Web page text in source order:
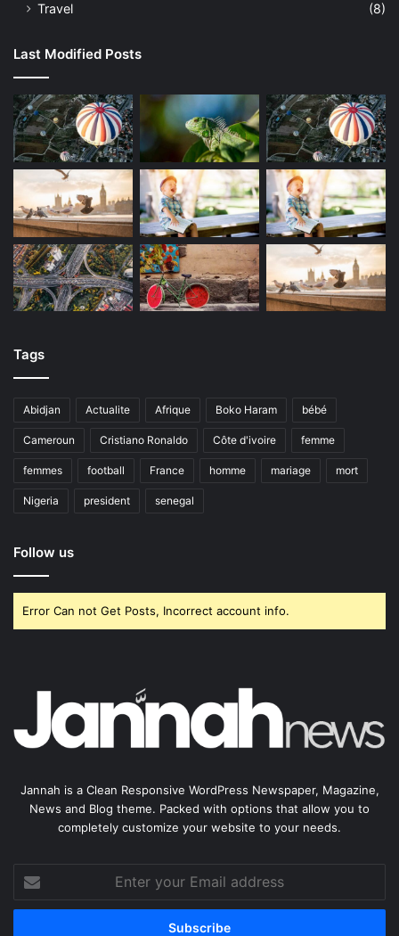
Travel
(8)
Last Modified Posts
Tags
Abidjan Actualite Afrique Boko Haram bébé
Cameroun Cristiano Ronaldo Côte d'ivoire femme
femmes football France homme mariage mort
Nigeria president senegal
Follow us
Error Can not Get Posts, Incorrect account info.
Jannah is a Clean Responsive WordPress Newspaper, Magazine,
News and Blog theme. Packed with options that allow you to
completely customize your website to your needs.
your
Email